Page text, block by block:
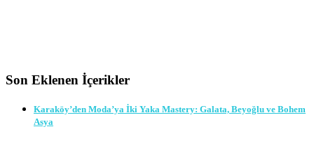
Son Eklenen İçerikler
Karaköy’den Moda’ya İki Yaka Mastery: Galata, Beyoğlu ve Bohem
Asya